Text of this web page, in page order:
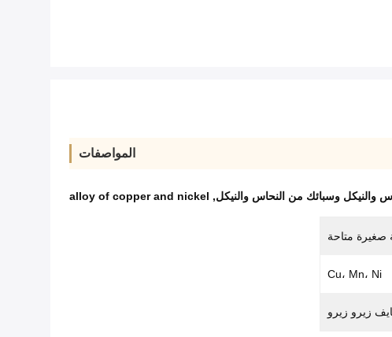
المواصفات
والنيكل وسبائك من النحاس والنيكل,
alloy of copper and nickel
صغيرة متاحة
Cu، Mn، Ni
زيرو زيرو